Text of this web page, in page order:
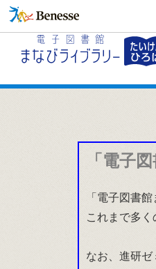
「電子
「電子図書
これまで多
なお、進研